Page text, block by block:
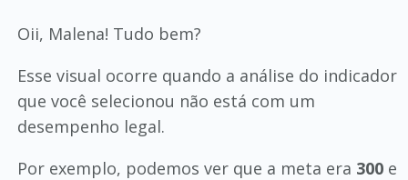
Oii, Malena! Tudo bem?
Esse visual ocorre quando a análise do indicador
que você selecionou não está com um
desempenho legal.
Por exemplo, podemos ver que a meta era 300e